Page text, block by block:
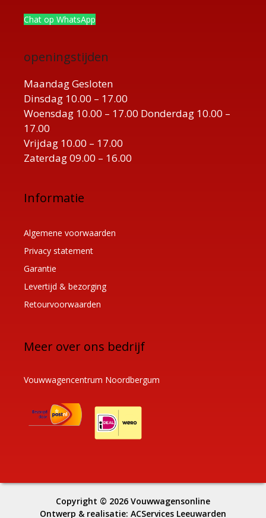
Chat op WhatsApp
openingstijden
Maandag Gesloten
Dinsdag 10.00 – 17.00
Woensdag 10.00 – 17.00 Donderdag 10.00 –
17.00
Vrijdag 10.00 – 17.00
Zaterdag 09.00 – 16.00
Informatie
Algemene voorwaarden
Privacy statement
Garantie
Levertijd & bezorging
Retourvoorwaarden
Meer over ons bedrijf
Vouwwagencentrum Noordbergum
Copyright © 2026 Vouwwagensonline
Ontwerp & realisatie: ACServices Leeuwarden